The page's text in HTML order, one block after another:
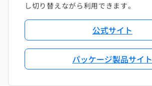
し切り替えながら利用できます。
公式サイト
パッケージ製品サイト